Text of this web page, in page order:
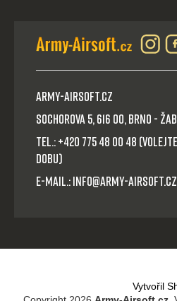
Army-Airsoft.cz
Sochorova 5, 616 00, Brno -
Tel.: +420 775 48 00 48
dobu)
E-mail.: info@army-airsoft.cz
Vytvořil